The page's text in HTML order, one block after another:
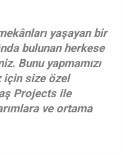
yaşayan bir
bulunan herkese
Bunu yapmamızı
için size özel
Projects ile
ve ortama